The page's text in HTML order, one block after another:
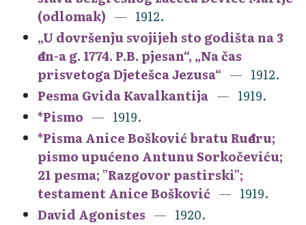
(odlomak)
1912.
„U dovršenju svojijeh sto godišta na 3
đen-a g. 1774. P.B. pjesan“, „Na čas
prisvetoga Djetešca Jezusa“
1912.
Pesma Gvida Kavalkantija
1919.
*Pismo
1919.
*Pisma Anice Bošković bratu Ruđeru;
pismo upućeno Antunu Sorkočeviću;
21 pesma; "Razgovor pastirski";
testament Anice Bošković
1919.
David Agonistes
1920.